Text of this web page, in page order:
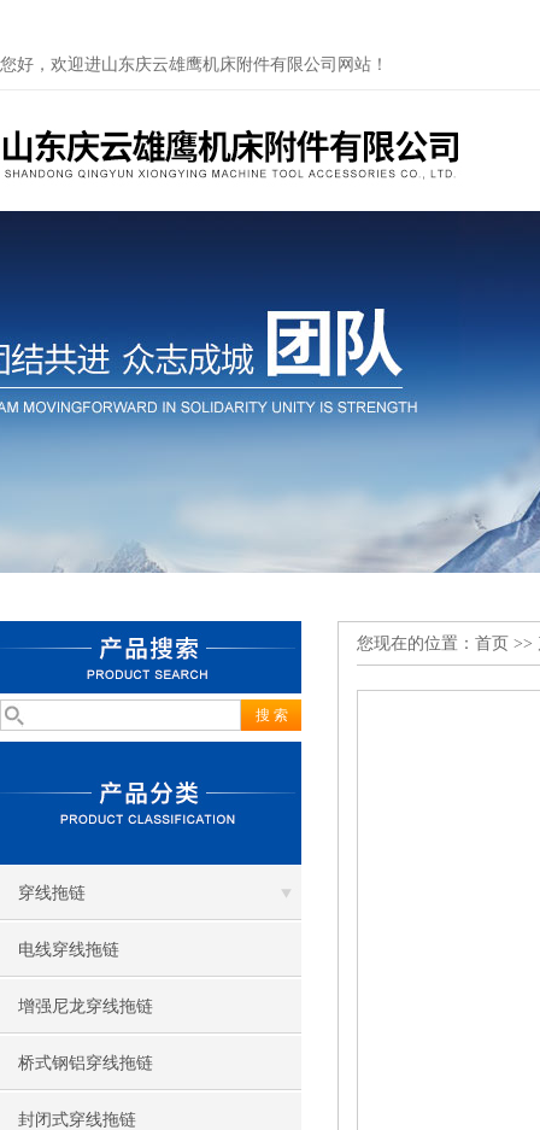
您好，欢迎进山东庆云雄鹰机床附件有限公司网站！
穿线拖链
电线穿线拖链
增强尼龙穿线拖链
桥式钢铝穿线拖链
封闭式穿线拖链
您现在的位置： 首页 >>